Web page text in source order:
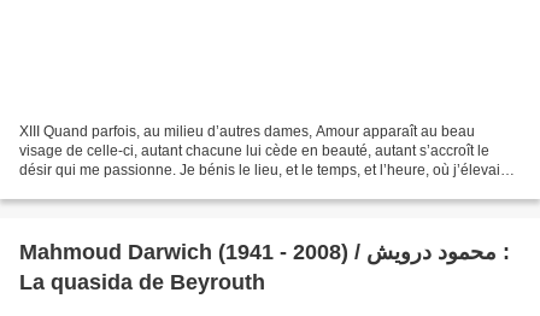
XIII Quand parfois, au milieu d’autres dames, Amour apparaît au beau
visage de celle-ci, autant chacune lui cède en beauté, autant s’accroît le
désir qui me passionne. Je bénis le lieu, et le temps, et l’heure, où j’élevai
Mahmoud Darwich (1941 - 2008) / محمود درويش :
La quasida de Beyrouth